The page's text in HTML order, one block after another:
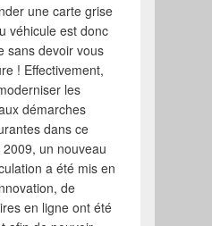
une carte grise
véhicule est donc
sans devoir vous
! Effectivement,
les
démarches
dans ce
un nouveau
a été mis en
de
en ligne ont été